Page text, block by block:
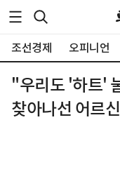
조선경제 오피니언
"우리도 '하트'
찾아나선 어르